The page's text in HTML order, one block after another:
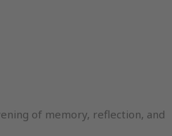
of memory, reflection, and